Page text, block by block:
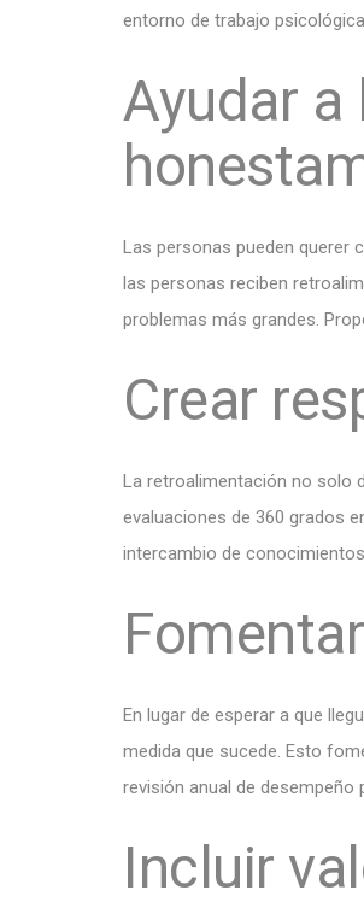
entorno de trabajo
Ayudar a
Las personas pueden querer
las personas reciben
problemas más grandes.
Crear
La retroalimentación no solo
evaluaciones de 360 ​​grados
intercambio de
En lugar de esperar a que
medida que sucede. Esto
revisión anual de
Incluir